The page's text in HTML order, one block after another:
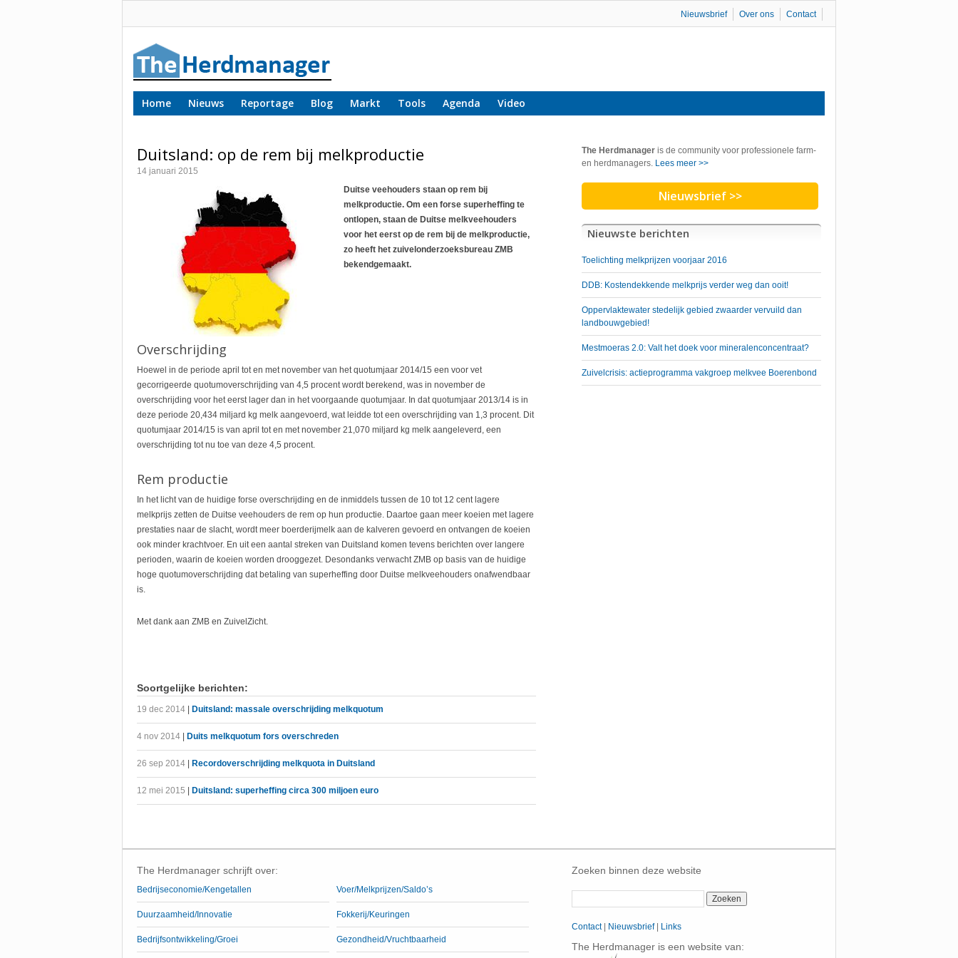
Contact
Over ons
Nieuwsbrief
Home Nieuws Reportage Blog Markt Tools Agenda Video
Duitsland: op de rem bij melkproductie
14 januari 2015
Duitse veehouders staan op rem bij
melkproductie. Om een forse superheffing te
ontlopen, staan de Duitse melkveehouders
voor het eerst op de rem bij de melkproductie,
zo heeft het zuivelonderzoeksbureau ZMB
bekendgemaakt.
Overschrijding
Hoewel in de periode april tot en met november van het quotumjaar 2014/15 een voor vet
gecorrigeerde quotumoverschrijding van 4,5 procent wordt berekend, was in november de
overschrijding voor het eerst lager dan in het voorgaande quotumjaar. In dat quotumjaar 2013/14 is in
deze periode 20,434 miljard kg melk aangevoerd, wat leidde tot een overschrijding van 1,3 procent. Dit
quotumjaar 2014/15 is van april tot en met november 21,070 miljard kg melk aangeleverd, een
overschrijding tot nu toe van deze 4,5 procent.
Rem productie
In het licht van de huidige forse overschrijding en de inmiddels tussen de 10 tot 12 cent lagere
melkprijs zetten de Duitse veehouders de rem op hun productie. Daartoe gaan meer koeien met lagere
prestaties naar de slacht, wordt meer boerderijmelk aan de kalveren gevoerd en ontvangen de koeien
ook minder krachtvoer. En uit een aantal streken van Duitsland komen tevens berichten over langere
perioden, waarin de koeien worden drooggezet. Desondanks verwacht ZMB op basis van de huidige
hoge quotumoverschrijding dat betaling van superheffing door Duitse melkveehouders onafwendbaar
is.
Met dank aan ZMB en ZuivelZicht.
Soortgelijke berichten:
19 dec 2014 Duitsland: massale overschrijding melkquotum
4 nov 2014 Duits melkquotum fors overschreden
26 sep 2014 Recordoverschrijding melkquota in Duitsland
12 mei 2015 Duitsland: superheffing circa 300 miljoen euro
The Herdmanager is de community voor professionele farm-
en herdmanagers. Lees meer >>
Nieuwsbrief >>
Nieuwste berichten
Toelichting melkprijzen voorjaar 2016
DDB: Kostendekkende melkprijs verder weg dan ooit!
Oppervlaktewater stedelijk gebied zwaarder vervuild dan
landbouwgebied!
Mestmoeras 2.0: Valt het doek voor mineralenconcentraat?
Zuivelcrisis: actieprogramma vakgroep melkvee Boerenbond
The Herdmanager schrijft over:
Bedrijseconomie/Kengetallen
Duurzaamheid/Innovatie
Bedrijfsontwikkeling/Groei
Voer/Melkprijzen/Saldo’s
Fokkerij/Keuringen
Gezondheid/Vruchtbaarheid
Zoeken binnen deze website
Contact| Nieuwsbrief| Links
The Herdmanager is een website van: